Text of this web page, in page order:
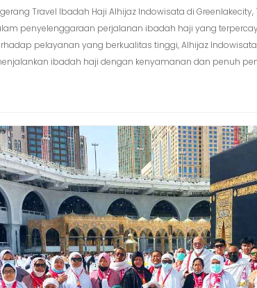
Travel Ibadah Haji Alhijaz Indowisata di
penyelenggaraan perjalanan ibadah haji yang
pelayanan yang berkualitas tinggi, Alhijaz
ibadah haji dengan kenyamanan dan penuh